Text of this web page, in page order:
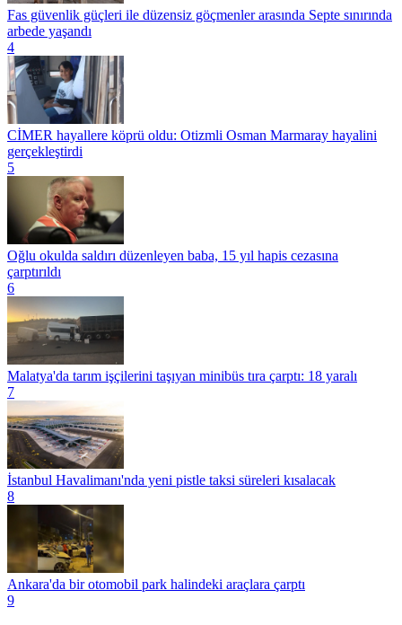
Fas güvenlik güçleri ile düzensiz göçmenler arasında Septe sınırında
arbede yaşandı
4
CİMER hayallere köprü oldu: Otizmli Osman Marmaray hayalini
gerçekleştirdi
5
Oğlu okulda saldırı düzenleyen baba, 15 yıl hapis cezasına
çarptırıldı
6
Malatya'da tarım işçilerini taşıyan minibüs tıra çarptı: 18 yaralı
7
İstanbul Havalimanı'nda yeni pistle taksi süreleri kısalacak
8
Ankara'da bir otomobil park halindeki araçlara çarptı
9